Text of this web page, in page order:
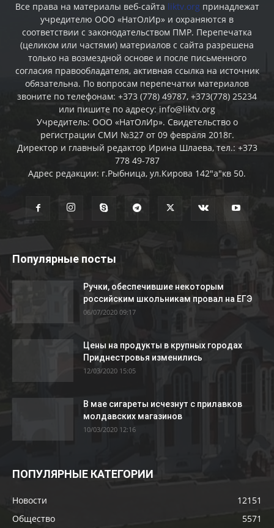
Все права на материалы веб-сайта liktv.org принадлежат
учредителю ООО «НатОлИр» и охраняются в
соответствии с законодательством ПМР. Перепечатка
(целиком или частями) материалов c сайта разрешена
только на возмездной основе и после письменного
согласия правообладателя, активная ссылка на источник
обязательна. По вопросам перепечатки материалов
звоните по телефонам: +373 (778) 49787, +373(778) 25234
или пишите по адресу: info@liktv.org
Учредитель: ООО «НатОлИр». Свидетельство о
регистрации СМИ №327 от 09 февраля 2018г.
Директор и главный редактор Ирина Шлаева, тел.: +373
778 49-787
Адрес редакции: г.Рыбница, ул.Кирова 142"а"кв 50.
Популярные посты
Ручки, обеспечившие некоторым
российским школьникам провал на ЕГЭ
06/07/2020 09:17
Цены на продукты в крупных городах
Приднестровья изменились
12/03/2020 15:05
В мае сигареты исчезнут с прилавков
молдавских магазинов
10/03/2020 12:16
ПОПУЛЯРНЫЕ КАТЕГОРИИ
Новости
12151
Общество
5571